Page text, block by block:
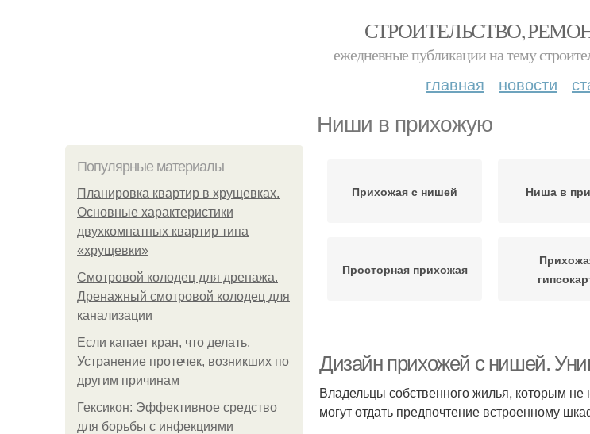
СТРОИТЕЛЬСТВО,
ежедневные публикации на тему
главная новости
Ниши в прихожую
Популярные материалы
Планировка квартир в хрущевках.
Основные характеристики
двухкомнатных квартир типа
«хрущевки»
Смотровой колодец для дренажа.
Дренажный смотровой колодец для
канализации
Если капает кран, что делать.
Устранение протечек, возникших по
другим причинам
Гексикон: Эффективное средство
для борьбы с инфекциями
Прихожая с нишей Ниша в
Просторная прихожая
Дизайн прихожей с нишей.
Владельцы собственного жилья, которым
могут отдать предпочтение встроенному